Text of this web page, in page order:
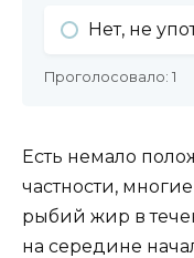
Нет, не
Проголосовало: 1
Есть немало
частности,
рыбий жир в
на середине